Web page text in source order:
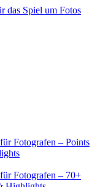
das Spiel um Fotos
Fotografen – Points
Fotografen – 70+